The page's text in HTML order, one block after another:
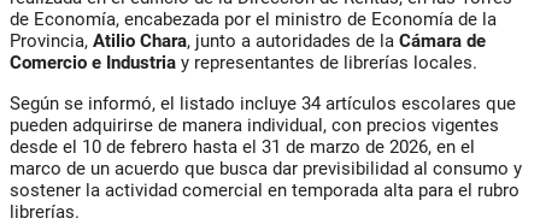
de Economía, encabezada por el ministro de Economía de la
Provincia, Atilio Chara, junto a autoridades de la Cámara de
Comercio e Industria y representantes de librerías locales.
Según se informó, el listado incluye 34 artículos escolares que
pueden adquirirse de manera individual, con precios vigentes
desde el 10 de febrero hasta el 31 de marzo de 2026, en el
marco de un acuerdo que busca dar previsibilidad al consumo y
sostener la actividad comercial en temporada alta para el rubro
librerías.